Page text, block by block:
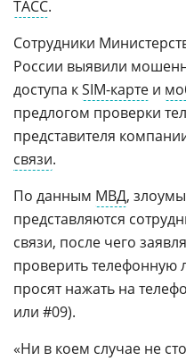
ТАСС.
Сотрудники
России выявили
доступа кSIM-карте и
предлогом проверки
представителя
связи.
По данным МВД,
представляются
связи, после чего
проверить телефонную
просят нажать на
или #09).
«Ни в коем случае не